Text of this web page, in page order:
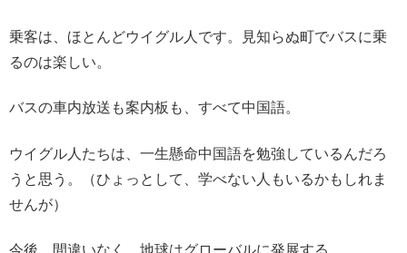
乗客は、ほとんどウイグル人です。見知らぬ町でバスに乗
るのは楽しい。
バスの車内放送も案内板も、すべて中国語。
ウイグル人たちは、一生懸命中国語を勉強しているんだろ
うと思う。（ひょっとして、学べない人もいるかもしれま
せんが）